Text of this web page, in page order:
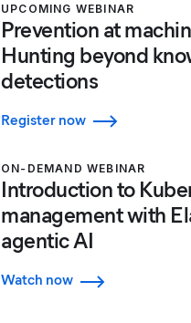
UPCOMING WEBINAR
Prevention at
Hunting beyond
detections
Register now
ON-DEMAND WEBINAR
Introduction to
management with
agentic AI
Watch now